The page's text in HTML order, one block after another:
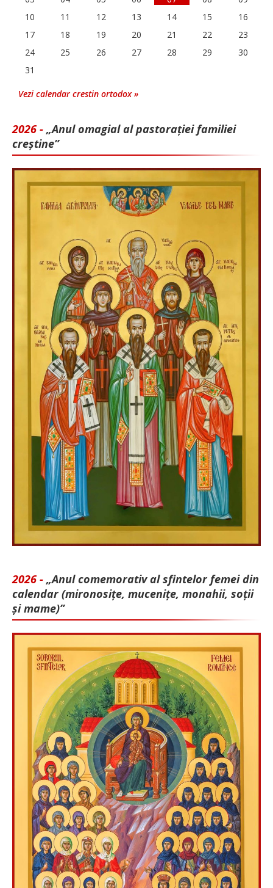
10
11 12 13 14 15
16
17
18 19 20 21 22
23
24
25 26 27 28 29
30
31
Vezi calendar crestin ortodox »
2026 - „Anul omagial al pastorației familiei
creștine”
2026 - „Anul comemorativ al sfintelor femei din
calendar (mironosițe, mu­cenițe, monahii, soții
și mame)”